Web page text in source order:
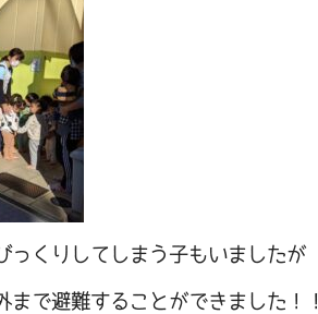
っくりしてしまう子もいましたが
で避難することができました！！